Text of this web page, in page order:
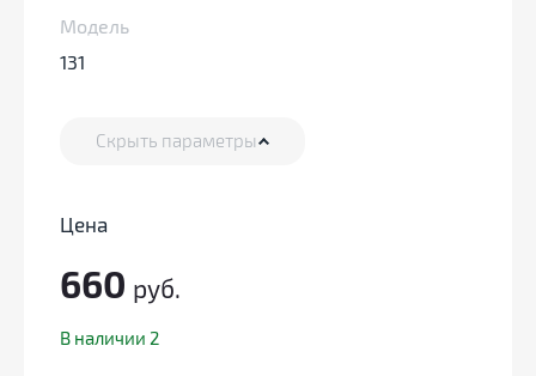
Модель
131
Скрыть параметры
Цена
660 руб.
В наличии 2